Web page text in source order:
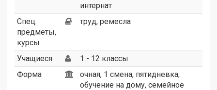
интернат
Спец.
предметы,
курсы
труд, ремесла
Учащиеся
1 - 12 классы
Форма
очная, 1 смена, пятидневка;
обучение на дому, семейное